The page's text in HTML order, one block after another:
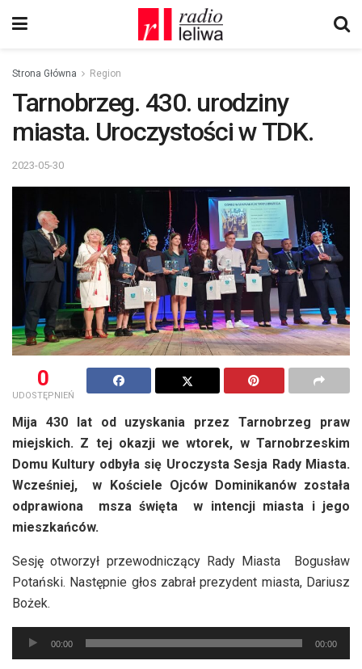
Strona Główna Region
Tarnobrzeg. 430. urodziny
miasta. Uroczystości w TDK.
2023-05-30
0
UDOSTĘPNIEŃ
Mija 430 lat od uzyskania przez Tarnobrzeg praw
miejskich. Z tej okazji we wtorek, w Tarnobrzeskim
Domu Kultury odbyła się Uroczysta Sesja Rady Miasta.
Wcześniej, w Kościele Ojców Dominikanów została
odprawiona msza święta w intencji miasta i jego
mieszkańców.
Sesję otworzył przewodniczący Rady Miasta Bogusław
Potański. Następnie głos zabrał prezydent miasta, Dariusz
Bożek.
Odtwarzacz
plików
00:00 00:00